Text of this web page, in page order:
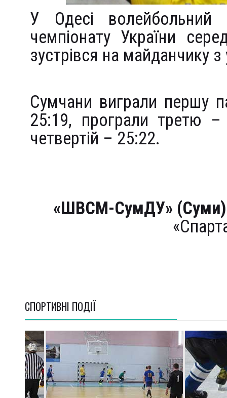
У Одесі
чемпіонату України
зустрівся на майданчику
Сумчани виграли першу
25:19, програли третю
четвертій – 25:22.
«ШВСМ-СумДУ» (Суми)
СПОРТИВНI ПОДІЇ